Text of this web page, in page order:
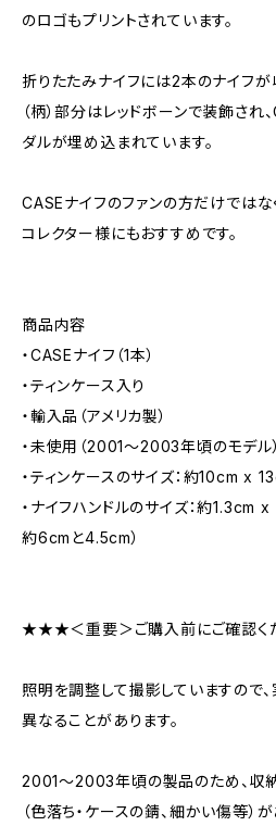
のロゴもプリントされています。
折りたたみナイフには2本のナイフが
（柄）部分はレッドボーンで装飾さ
ダルが埋め込まれています。
CASEナイフのファンの方だけではな
コレクター様にもおすすめです。
商品内容
・CASEナイフ（1本）
・ティンケース入り
・輸入品（アメリカ製）
・未使用（2001～2003年頃のモデル）
・ティンケースのサイズ：約10cm x
・ナイフハンドルのサイズ：約1.3cm
約6cmと4.5cm）
★★★＜重要＞ご購入前にご確認
照明を調整して撮影していますので
異なることがあります。
2001～2003年頃の製品のため、収
（色落ち・ケースの錆、細かい傷等）